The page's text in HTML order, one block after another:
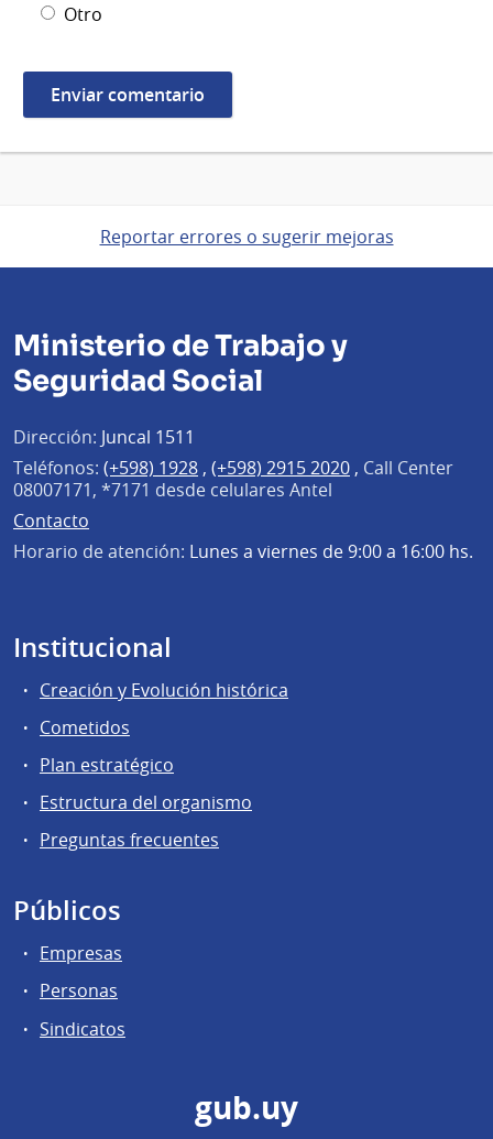
Otro
Reportar errores o sugerir mejoras
Ministerio de Trabajo y
Seguridad Social
Dirección: Juncal 1511
Teléfonos: (+598) 1928 , (+598) 2915 2020 , Call Center
08007171, *7171 desde celulares Antel
Contacto
Horario de atención: Lunes a viernes de 9:00 a 16:00 hs.
Institucional
Creación y Evolución histórica
Cometidos
Plan estratégico
Estructura del organismo
Preguntas frecuentes
Públicos
Empresas
Personas
Sindicatos
gub.uy